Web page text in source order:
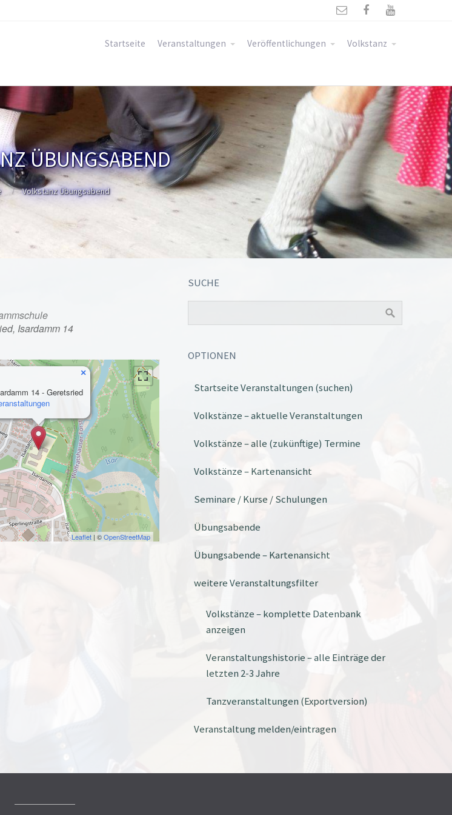
  
Startseite Veranstaltungen Veröffentlichungen Volkstanz
ÜBUNGSABEND
Volkstanz Übungsabend
iCalendar Office 365 Outlook Live
Isardamm 14
14 - Geretsried
×
Leaflet| ©OpenStreetMap
SUCHE
OPTIONEN
Startseite Veranstaltungen (suchen)
Volkstänze – aktuelle Veranstaltungen
Volkstänze – alle (zukünftige) Termine
Volkstänze – Kartenansicht
Seminare / Kurse / Schulungen
Übungsabende
Übungsabende – Kartenansicht
weitere Veranstaltungsfilter
Volkstänze – komplette Datenbank
anzeigen
Veranstaltungshistorie – alle Einträge der
letzten 2-3 Jahre
Tanzveranstaltungen (Exportversion)
Veranstaltung melden/eintragen